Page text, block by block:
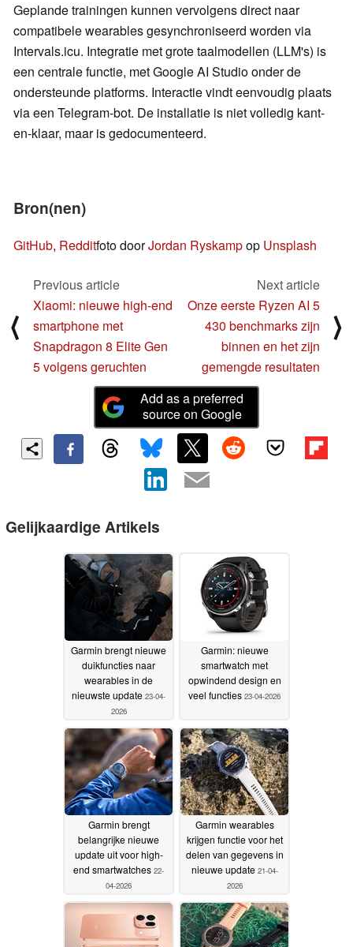
Geplande trainingen kunnen vervolgens direct naar
compatibele wearables gesynchroniseerd worden via
Intervals.icu. Integratie met grote taalmodellen (LLM's) is
een centrale functie, met Google AI Studio onder de
ondersteunde platforms. Interactie vindt eenvoudig plaats
via een Telegram-bot. De installatie is niet volledig kant-
en-klaar, maar is gedocumenteerd.
Bron(nen)
GitHub, Redditfoto doorJordan Ryskampop Unsplash
⟨
Previous article
Xiaomi: nieuwe high-end
smartphone met
Snapdragon 8 Elite Gen
5 volgens geruchten
Next article
Onze eerste Ryzen AI 5
430 benchmarks zijn
binnen en het zijn
gemengde resultaten
⟩
Add as a preferred
source on Google
Gelijkaardige Artikels
Garmin brengt nieuwe
duikfuncties naar
wearables in de
nieuwste update 23-04-
2026
Garmin: nieuwe
smartwatch met
opwindend design en
veel functies 23-04-2026
Garmin brengt
belangrijke nieuwe
update uit voor high-
end smartwatches 22-
04-2026
Garmin wearables
krijgen functie voor het
delen van gegevens in
nieuwe update 21-04-
2026